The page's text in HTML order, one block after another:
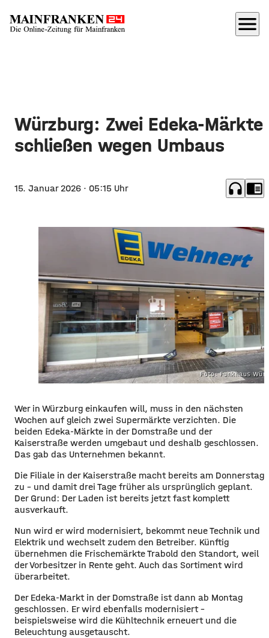
menu
Würzburg: Zwei Edeka-Märkte
schließen wegen Umbaus
15. Januar 2026 · 05:15 Uhr headphones chrome_reader_mode
Foto: Funkhaus
Wer in Würzburg einkaufen will, muss in den nächsten
Wochen auf gleich zwei Supermärkte verzichten. Die
beiden Edeka-Märkte in der Domstraße und der
Kaiserstraße werden umgebaut und deshalb geschlossen.
Das gab das Unternehmen bekannt.
Die Filiale in der Kaiserstraße macht bereits am Donnerstag
zu – und damit drei Tage früher als ursprünglich geplant.
Der Grund: Der Laden ist bereits jetzt fast komplett
ausverkauft.
Nun wird er wird modernisiert, bekommt neue Technik und
Elektrik und wechselt zudem den Betreiber. Künftig
übernehmen die Frischemärkte Trabold den Standort, weil
der Vorbesitzer in Rente geht. Auch das Sortiment wird
überarbeitet.
Der Edeka-Markt in der Domstraße ist dann ab Montag
geschlossen. Er wird ebenfalls modernisiert –
beispielsweise wird die Kühltechnik erneuert und die
Beleuchtung ausgetauscht.